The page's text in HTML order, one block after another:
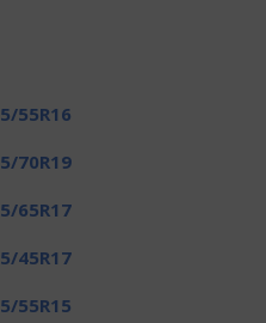
55R16
70R19
65R17
45R17
55R15